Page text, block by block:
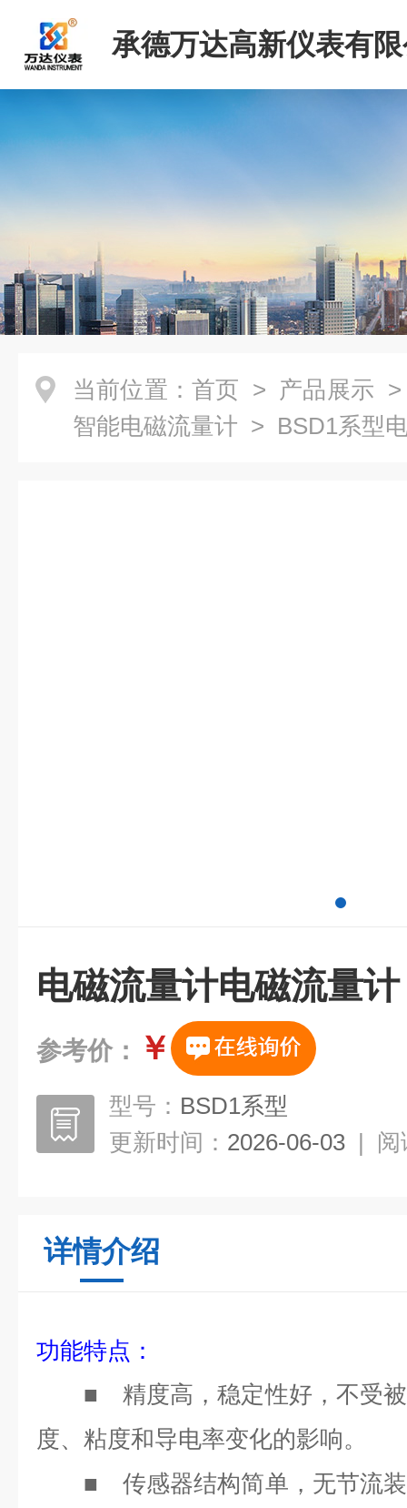
承德万达高新仪表有
当前位置： 首页 > 产品展示
智能电磁流量计 > BSD1系型
电磁流量计电磁流量计
参考价： ￥
型号： BSD1系型
更新时间： 2026-06-03 | 阅
详情介绍
功能特点：
■ 精度高，稳定性好，不受
度、粘度和导电率变化的影响。
■ 传感器结构简单，无节流